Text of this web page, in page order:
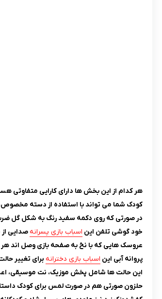
هر کدام از این بخش ها دارای کارایی متفاوتی
کودک شما می تواند با استفاده از دسته
در صورتی که روی دکمه سفید رنگ به شکل گل
خود گوشی تلفن این اسباب بازی پسرانهصدایی
عروسک هایی که با نخ به صفحه بازی وصل اند هر
پروانه آبی این اسباب بازی دخترانه برای تغییر
این حالت ها شامل پخش موزیک، نت موسیقی،
حلزون صورتی هم در صورت لمس برای کودک